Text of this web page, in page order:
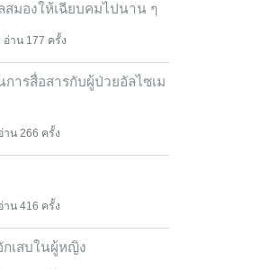
สมองให้เฉียบคมไปนาน ๆ
อ่าน 177 ครั้ง
ารสื่อสารกับผู้ป่วยอัลไซเม
าน 266 ครั้ง
าน 416 ครั้ง
กเสบในผู้หญิง